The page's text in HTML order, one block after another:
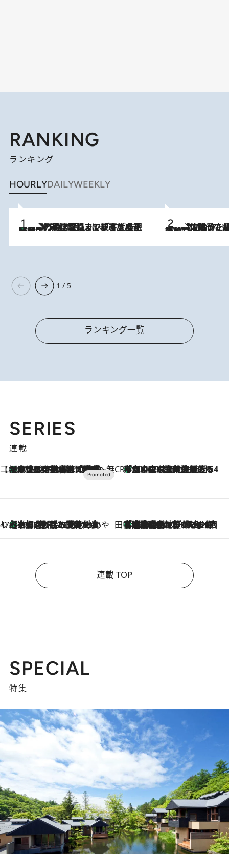
RANKING
ランキング
HOURLYDAILYWEEKLY
2026.8.7
「湘南乃風に憧れて」観客大盛上がりの“タオル回し”に、ラッパー顔負けの高速歌唱まで…さだまさし（74）のアグレッシブすぎる現在地 2026.8.5
【阿川佐和子さんの年とる力】なぜ70代で始めた趣味は“こんなに楽しい”のか？ ピアノ、俳句…スランプに陥っても続けられる“ある秘訣”とは
1 / 5
ランキング一覧
SERIES
連載
【CREA×星野リゾート】唯一無二。癒しと発見が待つ場所へ
2026.8.7
【トンボの足水浴】ヒノキの香りに包まれて涼感マックス！約13℃の湧水かけ流しを避暑地「星野温泉 トンボの湯」で体験 CREA'S CHOICE
2026.8.7
「立川にも歌舞伎があるんだよ」 片岡仁左衛門・市川中車ら豪華座組みで4年目の立川立飛歌舞伎へ
47都道府県の手みやげ ひんやりスイーツで夏を満喫
2026.8.7
【京都府】この夏絶対食べたい 冷やしておいしいおやつ3選 ひと口目から心を掴む新緑のテリーヌ 田中稲の勝手に再ブーム
2026.8.7
「湘南乃風に憧れて」観客大盛上がりの“タオル回し”に、ラッパー顔負けの高速歌唱まで…さだまさし（74）のアグレッシブすぎる現在地
連載 TOP
SPECIAL
特集